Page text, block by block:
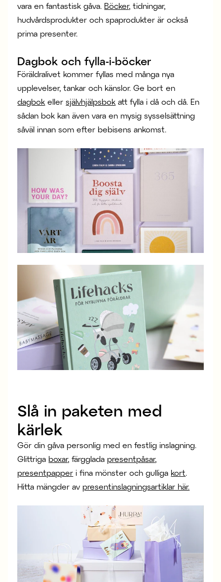
vara en fantastisk gåva. Böcker, tidningar,
hudvårdsprodukter och spaprodukter är också
prima presenter.
Dagbok och fylla-i-böcker
Föräldralivet kommer fyllas med många nya
upplevelser, tankar och känslor. Ge bort en
dagbok ellersjälvhjälpsbok att fylla i då och då. En
sådan bok kan även vara en mysig sysselsättning
såväl innan som efter bebisens ankomst.
Slå in paketen med
kärlek
Gör din gåva personlig med en festlig inslagning.
Glittriga boxar, färgglada presentpåsar,
presentpapper i fina mönster och gulliga kort
Hitta mängder av presentinslagningsartiklar här.